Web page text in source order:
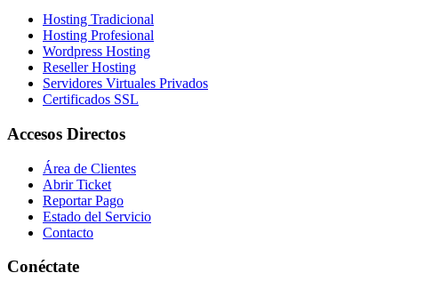
Hosting Tradicional
Hosting Profesional
Wordpress Hosting
Reseller Hosting
Servidores Virtuales Privados
Certificados SSL
Accesos Directos
Área de Clientes
Abrir Ticket
Reportar Pago
Estado del Servicio
Contacto
Conéctate